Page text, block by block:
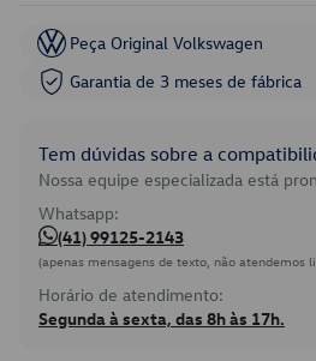
Peça Original Volkswagen
Garantia de 3 meses de fábrica
Tem dúvidas sobre a
Nossa equipe especializada está
Whatsapp:
(41) 99125-2143
(apenas mensagens de texto, não atendemos
Horário de atendimento:
Segunda à sexta, das 8h às 17h.